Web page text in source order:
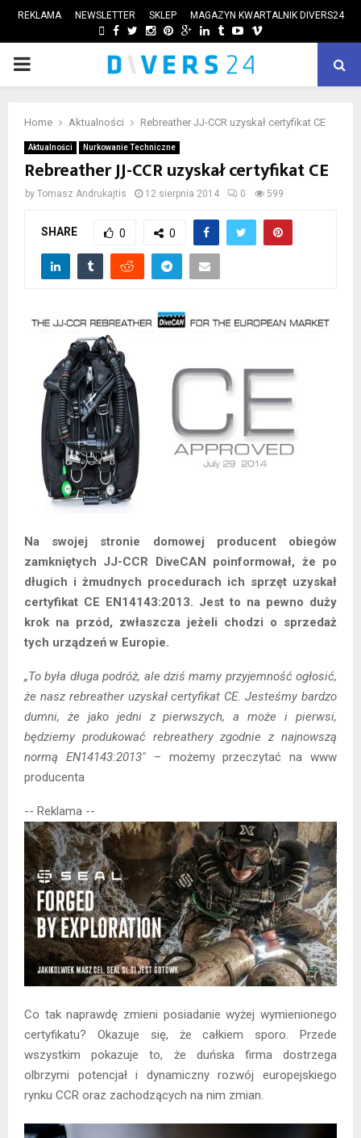
REKLAMA NEWSLETTER SKLEP MAGAZYN KWARTALNIK DIVERS24
FACEBOOK
TWITTER
INSTAGRAM
PINTEREST
GOOGLE
LINKEDIN
TUMBLRYOUTUBE
VIMEO
PRIMARY
Home Aktualności Rebreather JJ-CCR uzyskał certyfikat CE
Aktualności Nurkowanie Techniczne
Rebreather JJ-CCR uzyskał certyfikat CE
by Tomasz Andrukajtis 12 sierpnia 2014 0 599
SHARE 0 0
Na swojej stronie domowej producent obiegów
zamkniętych JJ-CCR DiveCAN poinformował, że po
długich i żmudnych procedurach ich sprzęt uzyskał
certyfikat CE EN14143:2013. Jest to na pewno duży
krok na przód, zwłaszcza jeżeli chodzi o sprzedaż
tych urządzeń w Europie.
„To była długa podróż, ale dziś mamy przyjemność ogłosić,
że nasz rebreather uzyskał certyfikat CE. Jesteśmy bardzo
dumni, że jako jedni z pierwszych, a może i pierwsi,
będziemy produkować rebreathery zgodnie z najnowszą
normą EN14143:2013″– możemy przeczytać na www
producenta
-- Reklama --
Co tak naprawdę zmieni posiadanie wyżej wymienionego
certyfikatu? Okazuje się, że całkiem sporo. Przede
wszystkim pokazuje to, że duńska firma dostrzega
olbrzymi potencjał i dynamiczny rozwój europejskiego
rynku CCR oraz zachodzących na nim zmian.